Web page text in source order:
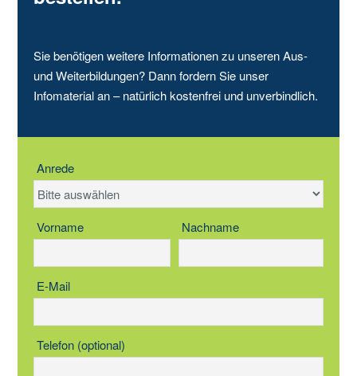
Sie benötigen weitere Informationen zu unseren Aus-
und Weiterbildungen? Dann fordern Sie unser
Infomaterial an – natürlich kostenfrei und unverbindlich.
Anrede
Vorname Nachname
E-Mail
Telefon (optional)